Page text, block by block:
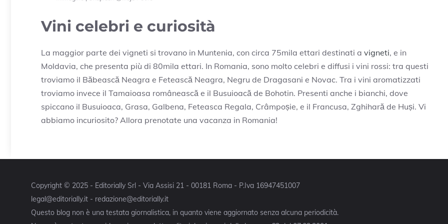
Vini celebri e curiosità
La maggior parte dei vigneti si trovano in Muntenia, con circa 75mila ettari destinati a vigneti, e in
Moldavia, che presenta più di 80mila ettari. In Romania, sono molto celebri e diffusi i vini rossi: tra questi
troviamo il Băbească Neagra e Fetească Neagra, Negru de Dragasani e Novac. Tra i vini aromatizzati
troviamo invece il Tamaioasa românească e il Busuioacă de Bohotin. Presenti anche i bianchi, dove
spiccano il Busuioaca, Grasa, Galbena, Feteasca Regala, Crâmpoșie, e il Francusa, Zghihară de Huși. Vi
abbiamo incuriosito? Allora prenotate una vacanza in Romania!
Copyright © 2025 - Editorially Srl - Via Assisi 21 - 00181 Roma - P.Iva 16947451007
legal@editorially.it - redazione@editorially.it
Questo blog non è una testata giornalistica, in quanto viene aggiornato senza alcuna periodicità.